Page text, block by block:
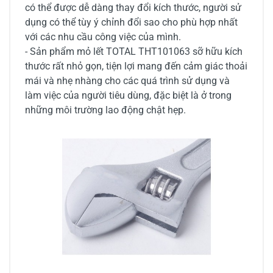
có thể được dễ dàng thay đổi kích thước, người sử
dụng có thể tùy ý chỉnh đổi sao cho phù hợp nhất
với các nhu cầu công việc của mình.
- Sản phẩm mỏ lết TOTAL THT101063 sỡ hữu kích
thước rất nhỏ gọn, tiện lợi mang đến cảm giác thoải
mái và nhẹ nhàng cho các quá trình sử dụng và
làm việc của người tiêu dùng, đặc biệt là ở trong
những môi trường lao động chật hẹp.